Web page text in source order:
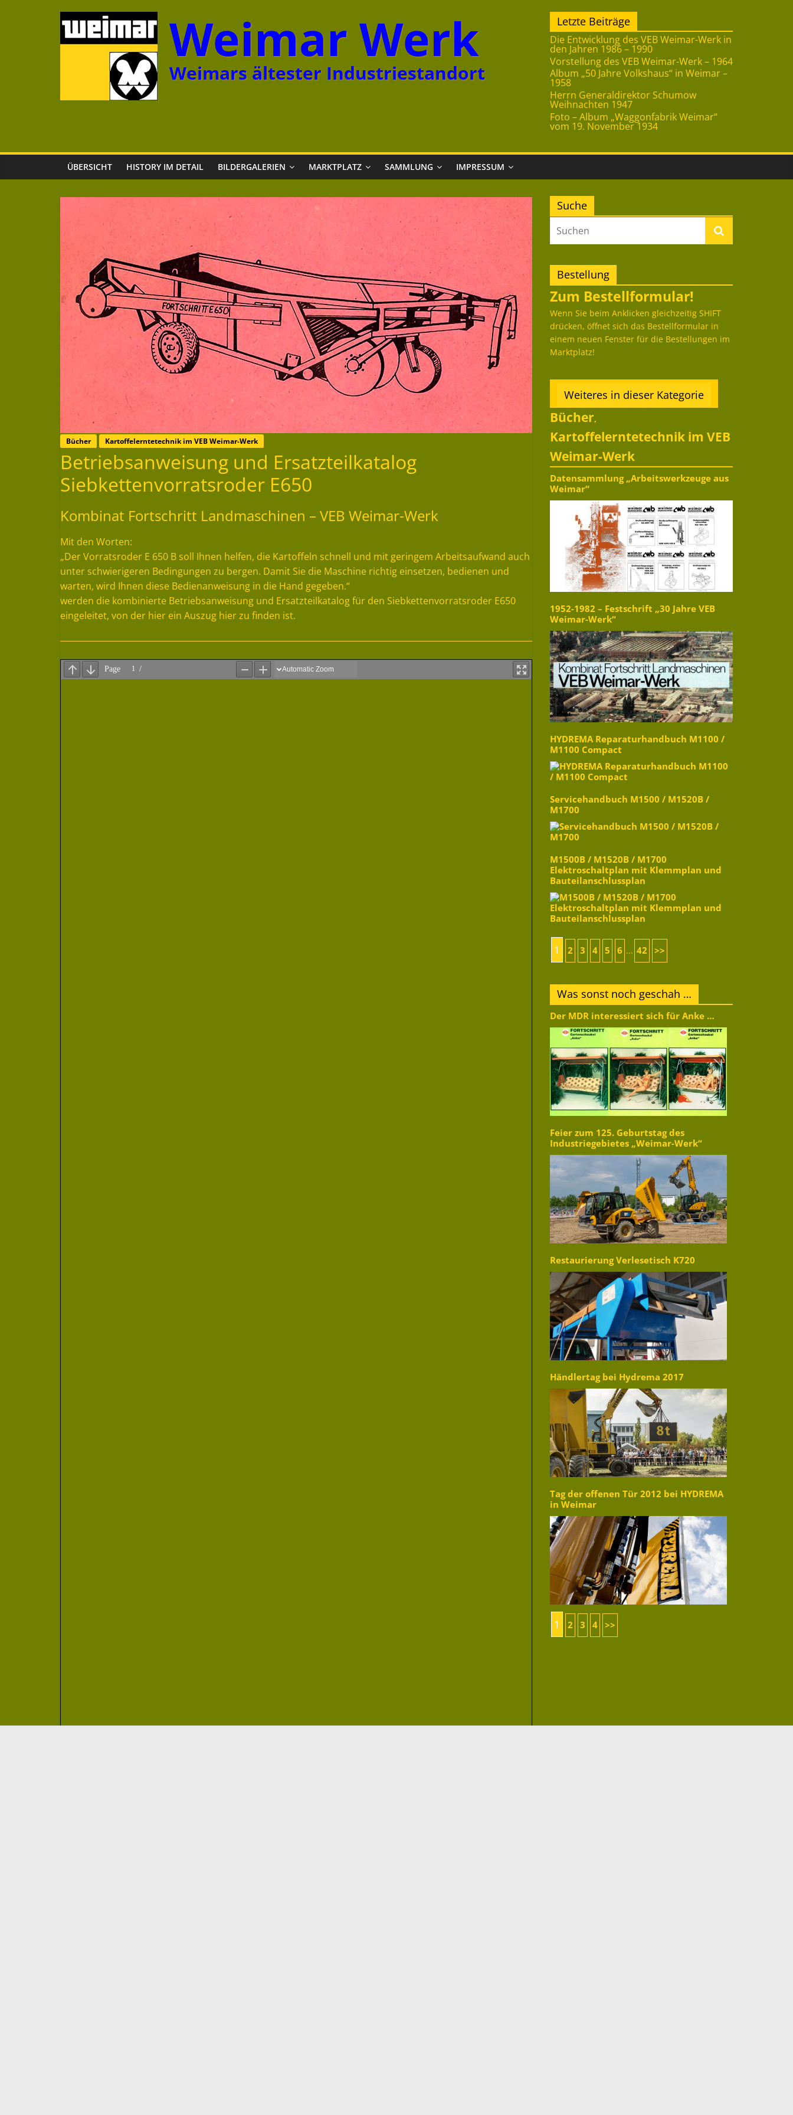
Weimar Werk
Weimars ältester Industriestandort
Letzte Beiträge
Die Entwicklung des VEB Weimar-Werk in
den Jahren 1986 – 1990
Vorstellung des VEB Weimar-Werk – 1964
Album „50 Jahre Volkshaus“ in Weimar –
1958
Herrn Generaldirektor Schumow
Weihnachten 1947
Foto – Album „Waggonfabrik Weimar“
vom 19. November 1934
ÜBERSICHT HISTORY IM DETAIL BILDERGALERIEN MARKTPLATZ SAMMLUNG IMPRESSUM
Bücher Kartoffelerntetechnik im VEB Weimar-Werk
Betriebsanweisung und Ersatzteilkatalog
Siebkettenvorratsroder E650
Kombinat Fortschritt Landmaschinen – VEB Weimar-Werk
Mit den Worten:
„Der Vorratsroder E 650 B soll Ihnen helfen, die Kartoffeln schnell und mit geringem Arbeitsaufwand auch
unter schwierigeren Bedingungen zu bergen. Damit Sie die Maschine richtig einsetzen, bedienen und
warten, wird Ihnen diese Bedienanweisung in die Hand gegeben.“
werden die kombinierte Betriebsanweisung und Ersatzteilkatalog für den Siebkettenvorratsroder E650
eingeleitet, von der hier ein Auszug hier zu finden ist.
Suche
Bestellung
Zum Bestellformular!
Wenn Sie beim Anklicken gleichzeitig SHIFT
drücken, öffnet sich das Bestellformular in
einem neuen Fenster für die Bestellungen im
Marktplatz!
Weiteres in dieser Kategorie
Bücher,
Kartoffelerntetechnik im VEB
Weimar-Werk
Datensammlung „Arbeitswerkzeuge aus
Weimar“
1952-1982 – Festschrift „30 Jahre VEB
Weimar-Werk“
HYDREMA Reparaturhandbuch M1100 /
M1100 Compact
Servicehandbuch M1500 / M1520B /
M1700
M1500B / M1520B / M1700
Elektroschaltplan mit Klemmplan und
Bauteilanschlussplan
1 2 3 4 5 6 ... 42 >>
Was sonst noch geschah …
Der MDR interessiert sich für Anke …
Feier zum 125. Geburtstag des
Industriegebietes „Weimar-Werk“
Restaurierung Verlesetisch K720
Händlertag bei Hydrema 2017
Tag der offenen Tür 2012 bei HYDREMA
in Weimar
1 2 3 4 >>